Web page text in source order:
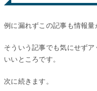
例に漏れずこの記事も情報量
そういう記事でも気にせず
いいところです。
次に続きます。